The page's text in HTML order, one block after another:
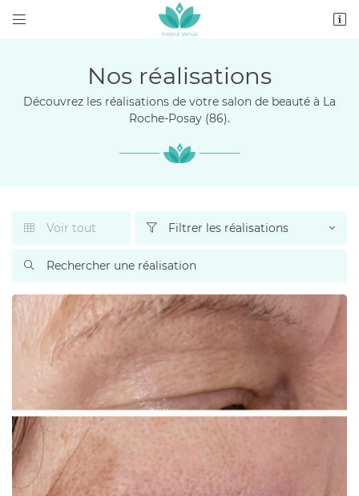
 
05 49 86 64 77
Rafraîchir le captcha
En cochant cette case, vous consentez à recevoir nos propositions
commerciales à l'adresse email indiqué ci-dessus. Vous pouvez vous désinscrire
à tout moment en utilisant
INSCRIPTION
Nos réalisations
Découvrez les réalisations de votre salon de beauté à La
Roche-Posay (86).
 Voir tout  Filtrer les réalisations
